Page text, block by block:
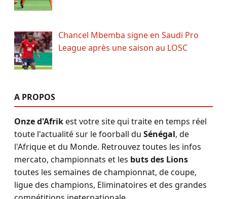
Chancel Mbemba signe en Saudi Pro
League après une saison au LOSC
A PROPOS
Onze d'Afrikest votre site qui traite en temps réel
toute l'actualité sur le foorball du Sénégal, de
l'Afrique et du Monde. Retrouvez toutes les infos
mercato, championnats et les buts des Lions
toutes les semaines de championnat, de coupe,
ligue des champions, Eliminatoires et des grandes